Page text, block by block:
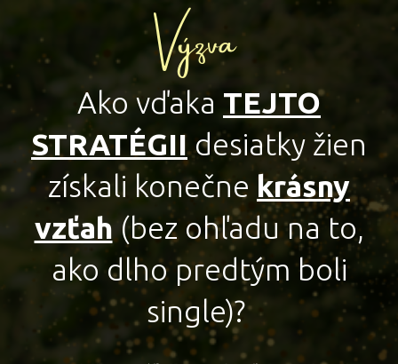
Výzva
Ako vďaka TEJTO
STRATÉGIIdesiatky žien
získali konečne krásny
vzťah (bez ohľadu na to,
ako dlho predtým boli
single)?